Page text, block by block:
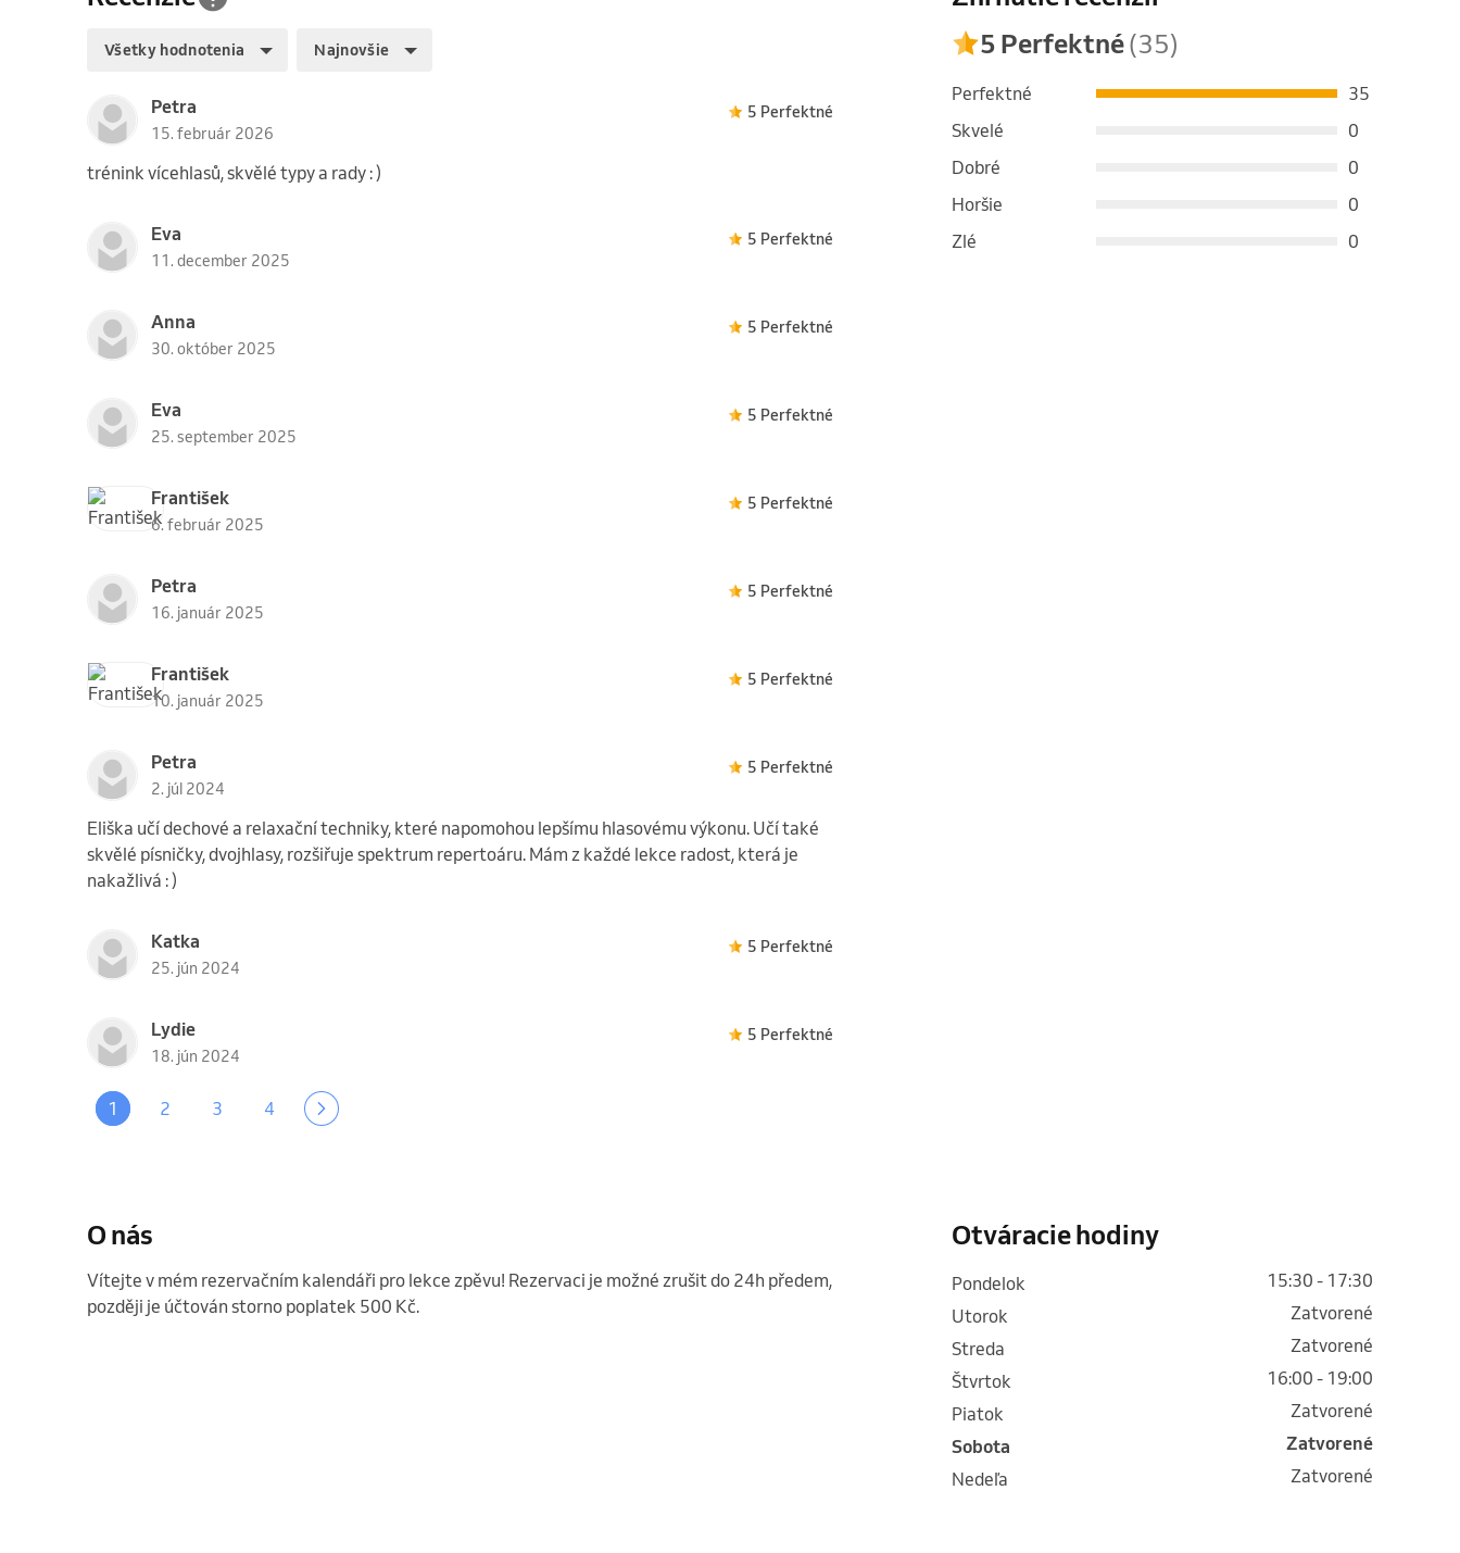
Všetky hodnotenia Najnovšie
Petra
15. február 2026
5 Perfektné
trénink vícehlasů, skvělé typy a rady : )
Eva
11. december 2025
5 Perfektné
Anna
30. október 2025
5 Perfektné
Eva
25. september 2025
5 Perfektné
František
6. február 2025
5 Perfektné
Petra
16. január 2025
5 Perfektné
František
10. január 2025
5 Perfektné
Petra
2. júl 2024
5 Perfektné
Eliška učí dechové a relaxační techniky, které napomohou lepšímu hlasovému výkonu. Učí také
skvělé písničky, dvojhlasy, rozšiřuje spektrum repertoáru. Mám z každé lekce radost, která je
nakažlivá : )
Katka
25. jún 2024
5 Perfektné
Lydie
18. jún 2024
5 Perfektné
1 2 3 4
5 Perfektné(35)
Perfektné
35
Skvelé
0
Dobré
0
Horšie
0
Zlé
0
O nás
Vítejte v mém rezervačním kalendáři pro lekce zpěvu! Rezervaci je možné zrušit do 24h předem,
později je účtován storno poplatek 500 Kč.
Otváracie hodiny
pondelok
15:30 - 17:30
utorok
Zatvorené
streda
Zatvorené
štvrtok
16:00 - 19:00
piatok
Zatvorené
sobota
Zatvorené
nedeľa
Zatvorené